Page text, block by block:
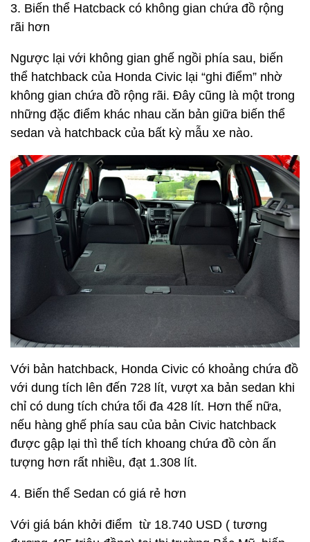
3. Biến thể Hatcback có không gian chứa đồ rộng
rãi hơn
Ngược lại với không gian ghế ngồi phía sau, biến
thể hatchback của Honda Civic lại “ghi điểm” nhờ
không gian chứa đồ rộng rãi. Đây cũng là một trong
những đặc điểm khác nhau căn bản giữa biến thể
sedan và hatchback của bất kỳ mẫu xe nào.
Với bản hatchback, Honda Civic có khoảng chứa đồ
với dung tích lên đến 728 lít, vượt xa bản sedan khi
chỉ có dung tích chứa tối đa 428 lít. Hơn thế nữa,
nếu hàng ghế phía sau của bản Civic hatchback
được gập lại thì thể tích khoang chứa đồ còn ấn
tượng hơn rất nhiều, đạt 1.308 lít.
4. Biến thể Sedan có giá rẻ hơn
Với giá bán khởi điểm từ 18.740 USD ( tương